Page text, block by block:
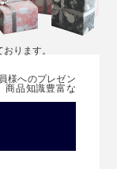
ります。
様へのプレゼン
商品知識豊富な